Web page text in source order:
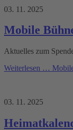
03. 11. 2025
Mobile
Aktuelles zum
Weiterlesen …
03. 11. 2025